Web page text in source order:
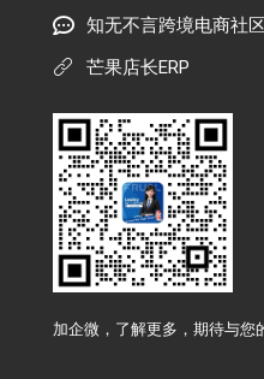
知无不言跨境电商社区
芒果店长ERP
加企微，了解更多，期待与您